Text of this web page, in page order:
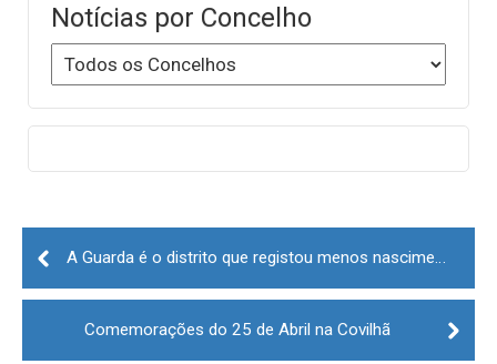
Notícias por Concelho
Post
navigation
A Guarda é o distrito que registou menos nascimentos no primeiro trimestre do ano
Comemorações do 25 de Abril na Covilhã